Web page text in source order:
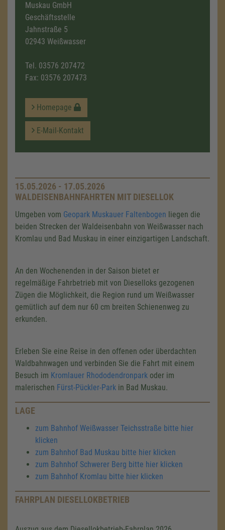
Muskau GmbH
Geschäftsstelle
Jahnstraße 5
02943 Weißwasser
Tel. 03576 207472
Fax: 03576 207473
Homepage
E-Mail-Kontakt
15.05.2026 - 17.05.2026
WALDEISENBAHNFAHRTEN MIT DIESELLOK
Umgeben vom Geopark Muskauer Faltenbogen liegen die
beiden Strecken der Waldeisenbahn von Weißwasser nach
Kromlau und Bad Muskau in einer einzigartigen Landschaft.
An den Wochenenden in der Saison bietet er
regelmäßige Fahrbetrieb mit von Dieselloks gezogenen
Zügen die Möglichkeit, die Region rund um Weißwasser
gemütlich auf dem nur 60 cm breiten Schienenweg zu
erkunden.
Erleben Sie eine Reise in den offenen oder überdachten
Waldbahnwagen und verbinden Sie die Fahrt mit einem
Besuch im Kromlauer Rhododendronpark oder im
malerischen Fürst-Pückler-Park in Bad Muskau.
LAGE
zum Bahnhof Weißwasser Teichsstraße bitte hier
klicken
zum Bahnhof Bad Muskau bitte hier klicken
zum Bahnhof Schwerer Berg bitte hier klicken
zum Bahnhof Kromlau bitte hier klicken
FAHRPLAN DIESELLOKBETRIEB